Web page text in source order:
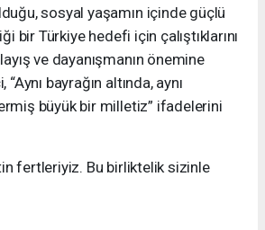
sosyal yaşamın içinde güçlü
bir Türkiye hedefi için çalıştıklarını
ve dayanışmanın önemine
bayrağın altında, aynı
büyük bir milletiz” ifadelerini
fertleriyiz. Bu birliktelik sizinle